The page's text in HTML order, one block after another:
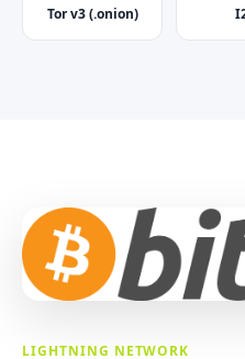
Tor v3 (.onion)
LIGHTNING NETWORK